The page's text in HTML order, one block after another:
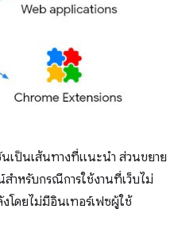
ป็นเส้นทางที่แนะนำ ส่วนขยาย
ำหรับกรณีการใช้งานที่เว็บไม่
โดยไม่มีอินเทอร์เฟซผู้ใช้